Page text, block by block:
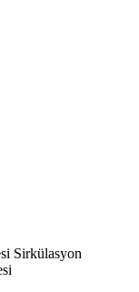
Sirkülasyon